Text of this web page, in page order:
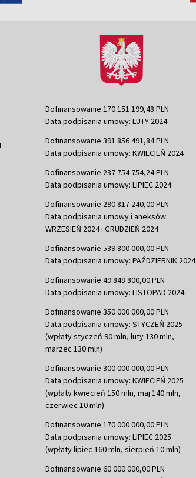
Dofinansowanie 170 151 199,48 PLN
Data podpisania umowy: LUTY 2024
Dofinansowanie 391 856 491,84 PLN
Data podpisania umowy: KWIECIEŃ 2024
Dofinansowanie 237 754 754,24 PLN
Data podpisania umowy: LIPIEC 2024
Dofinansowanie 290 817 240,00 PLN
Data podpisania umowy i aneksów:
WRZESIEŃ 2024 i GRUDZIEŃ 2024
Dofinansowanie 539 800 000,00 PLN
Data podpisania umowy: PAŹDZIERNIK 2024
Dofinansowanie 49 848 800,00 PLN
Data podpisania umowy: LISTOPAD 2024
Dofinansowanie 350 000 000,00 PLN
Data podpisania umowy: STYCZEŃ 2025
(wpłaty styczeń 90 mln, luty 130 mln,
marzec 130 mln)
Dofinansowanie 300 000 000,00 PLN
Data podpisania umowy: KWIECIEŃ 2025
(wpłaty kwiecień 150 mln, maj 140 mln,
czerwiec 10 mln)
Dofinansowanie 170 000 000,00 PLN
Data podpisania umowy: LIPIEC 2025
(wpłaty lipiec 160 mln, sierpień 10 mln)
Dofinansowanie 60 000 000,00 PLN